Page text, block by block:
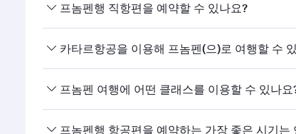
네, 카타르항공은 프놈펜행 직항편을 운항하고
카타르항공을 이용해 프놈펜(으)로 여행할 수
카타르항공의 프놈펜행 직항편을 이용할 수 있습
다.
프놈펜 여행에 어떤 클래스를 이용할 수 있나요
좌석 등급은 노선과 운항 항공사에 따라 다릅니다
다. 제휴사가 운항하는 항공편의 경우 이용 가능
프놈펜행 항공편을 예약하는 가장 좋은 시기는